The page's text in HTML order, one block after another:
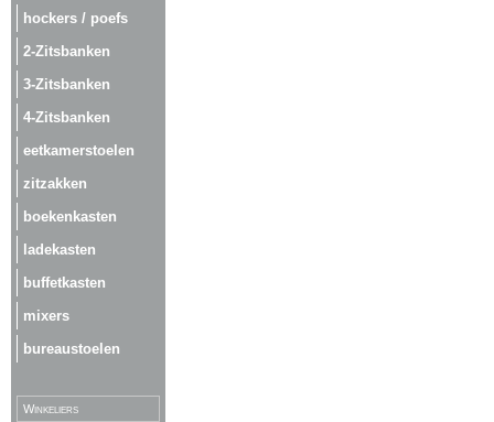
hockers / poefs
2-Zitsbanken
3-Zitsbanken
4-Zitsbanken
eetkamerstoelen
zitzakken
boekenkasten
ladekasten
buffetkasten
mixers
bureaustoelen
Winkeliers